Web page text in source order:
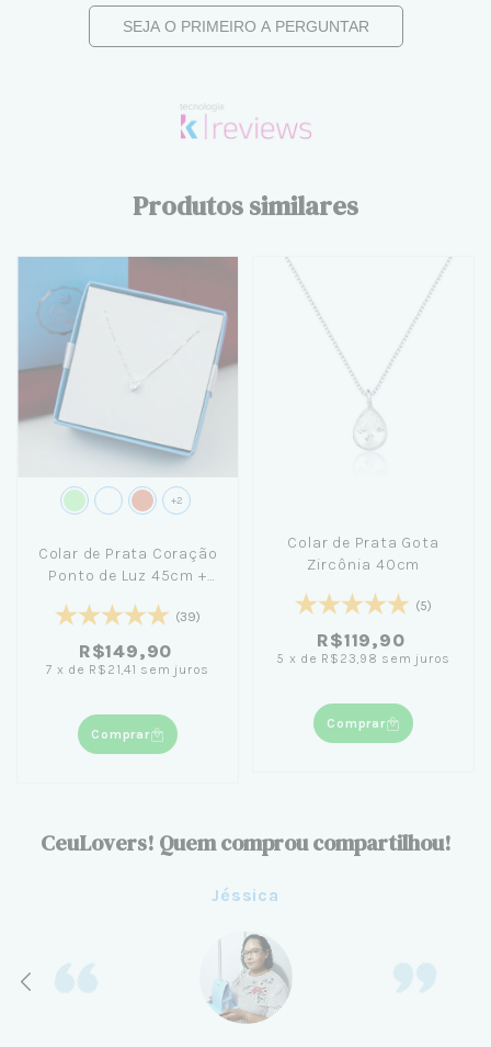
SEJA O PRIMEIRO A PERGUNTAR
Produtos similares
+2
Colar de Prata Coração
Ponto de Luz 45cm +
(39)
R$149,90
7 x de R$21,41 sem juros
Comprar
Colar de Prata Gota
Zircônia 40cm
(5)
R$119,90
5 x de R$23,98 sem juros
Comprar
CeuLovers! Quem comprou compartilhou!
Jéssica